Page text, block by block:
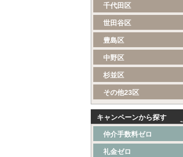
千代田区
世田谷区
豊島区
中野区
杉並区
その他23区
キャンペーンから探す
仲介手数料ゼロ
礼金ゼロ